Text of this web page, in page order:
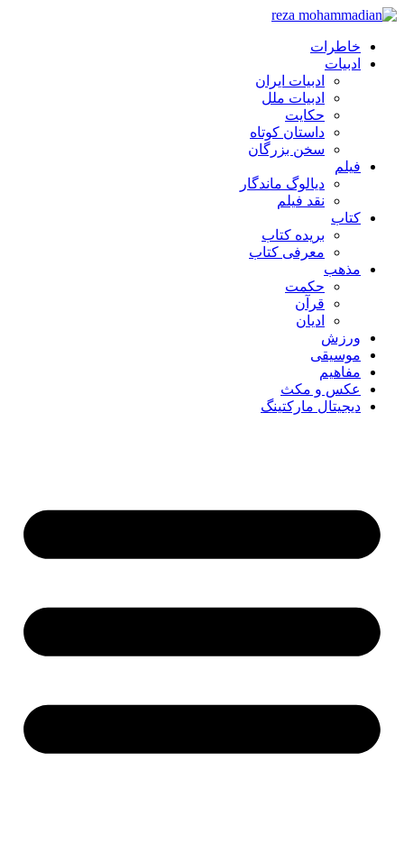
خاطرات
ادبیات
ادبیات ایران
ادبیات ملل
حکایت
داستان کوتاه
سخن بزرگان
فیلم
دیالوگ ماندگار
نقد فیلم
کتاب
بریده کتاب
معرفی کتاب
مذهب
حکمت
قرآن
ادیان
ورزش
موسیقی
مفاهیم
عکس و مکث
دیجیتال مارکتینگ